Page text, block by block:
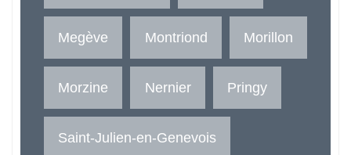
Megève Montriond Morillon
Morzine Nernier Pringy
Saint-Julien-en-Genevois